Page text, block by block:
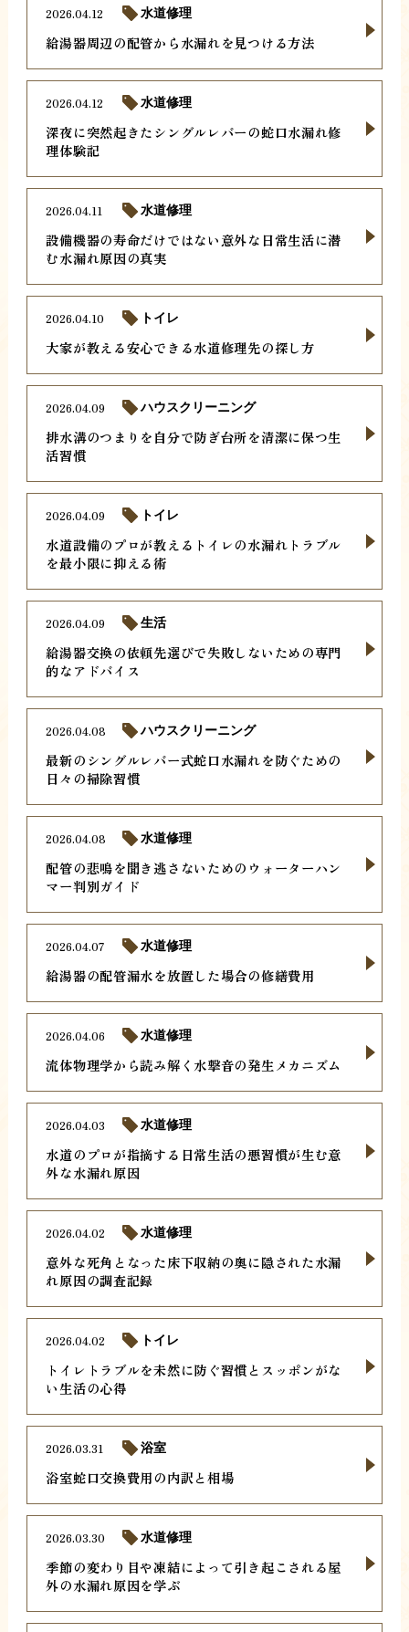
給湯器周辺の配管から水漏れを見つける方法
2026.04.12 水道修理
深夜に突然起きたシングルレバーの蛇口水漏れ修
理体験記
2026.04.12 水道修理
設備機器の寿命だけではない意外な日常生活に潜
む水漏れ原因の真実
2026.04.11 水道修理
大家が教える安心できる水道修理先の探し方
2026.04.10 トイレ
排水溝のつまりを自分で防ぎ台所を清潔に保つ生
活習慣
2026.04.09 ハウスクリーニング
水道設備のプロが教えるトイレの水漏れトラブル
を最小限に抑える術
2026.04.09 トイレ
給湯器交換の依頼先選びで失敗しないための専門
的なアドバイス
2026.04.09 生活
最新のシングルレバー式蛇口水漏れを防ぐための
日々の掃除習慣
2026.04.08 ハウスクリーニング
配管の悲鳴を聞き逃さないためのウォーターハン
マー判別ガイド
2026.04.08 水道修理
給湯器の配管漏水を放置した場合の修繕費用
2026.04.07 水道修理
流体物理学から読み解く水撃音の発生メカニズム
2026.04.06 水道修理
水道のプロが指摘する日常生活の悪習慣が生む意
外な水漏れ原因
2026.04.03 水道修理
意外な死角となった床下収納の奥に隠された水漏
れ原因の調査記録
2026.04.02 水道修理
トイレトラブルを未然に防ぐ習慣とスッポンがな
い生活の心得
2026.04.02 トイレ
浴室蛇口交換費用の内訳と相場
2026.03.31 浴室
季節の変わり目や凍結によって引き起こされる屋
外の水漏れ原因を学ぶ
2026.03.30 水道修理